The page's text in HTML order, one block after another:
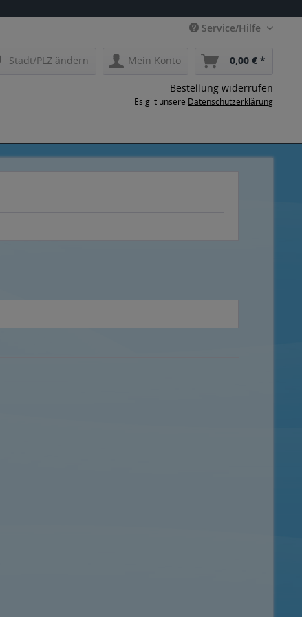
Service/Hilfe
Stadt/PLZ ändern Mein Konto 0,00 € *
Bestellung widerrufen
Es gilt unsere Datenschutzerklärung